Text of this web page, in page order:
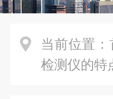
当前位置：
检测仪的特